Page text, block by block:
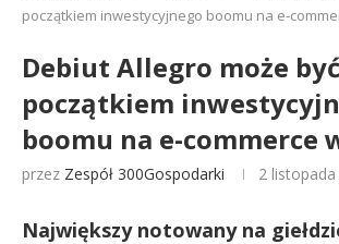
początkiem inwestycyjnego boomu na e-
Debiut Allegro może być
początkiem
boomu na e-commerce
przez Zespół 300Gospodarki 2 listopada
Największy notowany na